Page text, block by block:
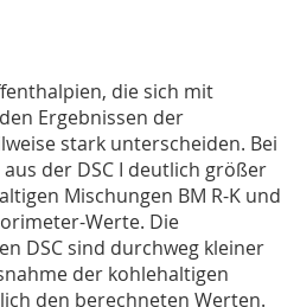
die sich mit
Ergebnissen der
stark unterscheiden. Bei
der DSC I deutlich größer
Mischungen BM R-K und
Werte. Die
DSC sind durchweg kleiner
der kohlehaltigen
den berechneten Werten.